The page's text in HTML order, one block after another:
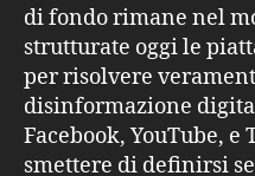
di fondo rimane nel
strutturate oggi le
per risolvere
disinformazione
Facebook, YouTube,
smettere di definirsi